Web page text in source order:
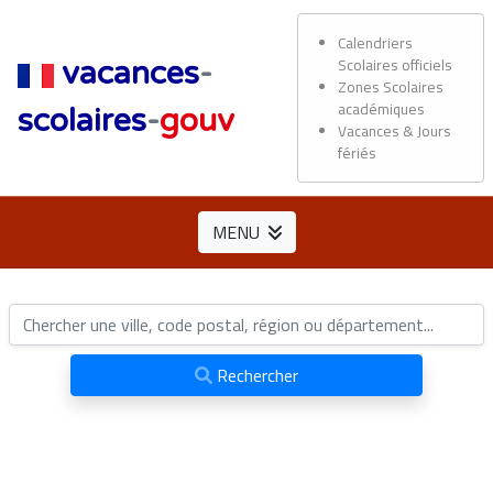
vacances-
scolaires-gouv
Calendriers
Scolaires officiels
Zones Scolaires
académiques
Vacances & Jours
fériés
MENU
Rechercher